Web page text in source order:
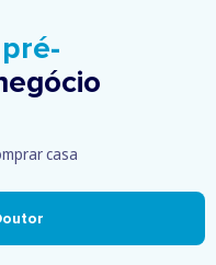
casa